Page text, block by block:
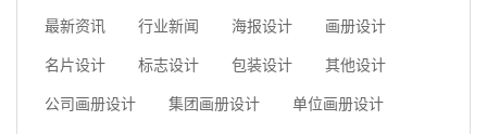
最新资讯 行业新闻 海报设计 画册设计
名片设计 标志设计 包装设计 其他设计
公司画册设计 集团画册设计 单位画册设计